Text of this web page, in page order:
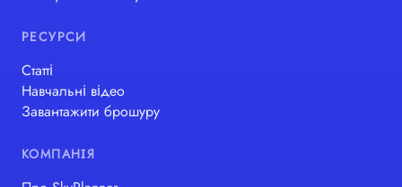
РЕСУРСИ
Статті
Навчальні відео
Завантажити брошуру
КОМПАНІЯ